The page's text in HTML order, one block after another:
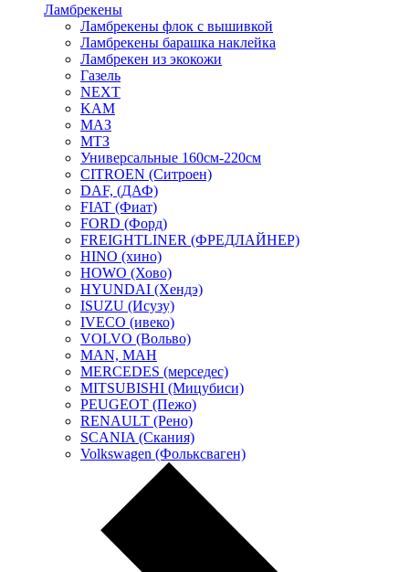
Ламбрекены
Ламбрекены флок с вышивкой
Ламбрекены барашка наклейка
Ламбрекен из экокожи
Газель
NEXT
KAM
МАЗ
МТЗ
Универсальные 160см-220см
CITROEN (Ситроен)
DAF, (ДАФ)
FIAT (Фиат)
FORD (Форд)
FREIGHTLINER (ФРЕДЛАЙНЕР)
HINO (хино)
HOWO (Хово)
HYUNDAI (Хендэ)
ISUZU (Исузу)
IVECO (ивеко)
VOLVO (Вольво)
MAN, МАН
MERCEDES (мерседес)
MITSUBISHI (Мицубиси)
PEUGEOT (Пежо)
RENAULT (Рено)
SCANIA (Скания)
Volkswagen (Фольксваген)